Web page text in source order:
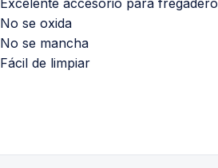
No se oxida
No se mancha
Fácil de limpiar